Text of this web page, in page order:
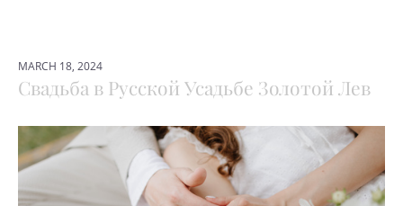
MARCH 18, 2024
Свадьба в Русской Усадьбе Золотой Лев